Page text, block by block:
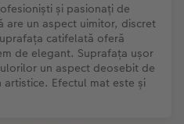
și pasionați de
un aspect uimitor, discret
catifelată oferă
de elegant. Suprafața ușor
un aspect deosebit de
Efectul mat este și